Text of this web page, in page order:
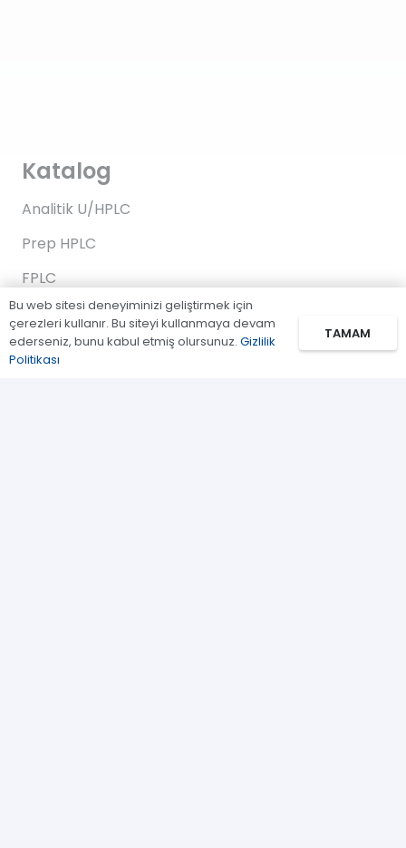
Katalog
Analitik U/HPLC
Prep HPLC
FPLC
Gaz Kromatografi
Standartlar/Reaktifler
Bu web sitesi deneyiminizi geliştirmek için
çerezleri kullanır. Bu siteyi kullanmaya devam
ederseniz, bunu kabul etmiş olursunuz. Gizlilik
Politikası
TAMAM